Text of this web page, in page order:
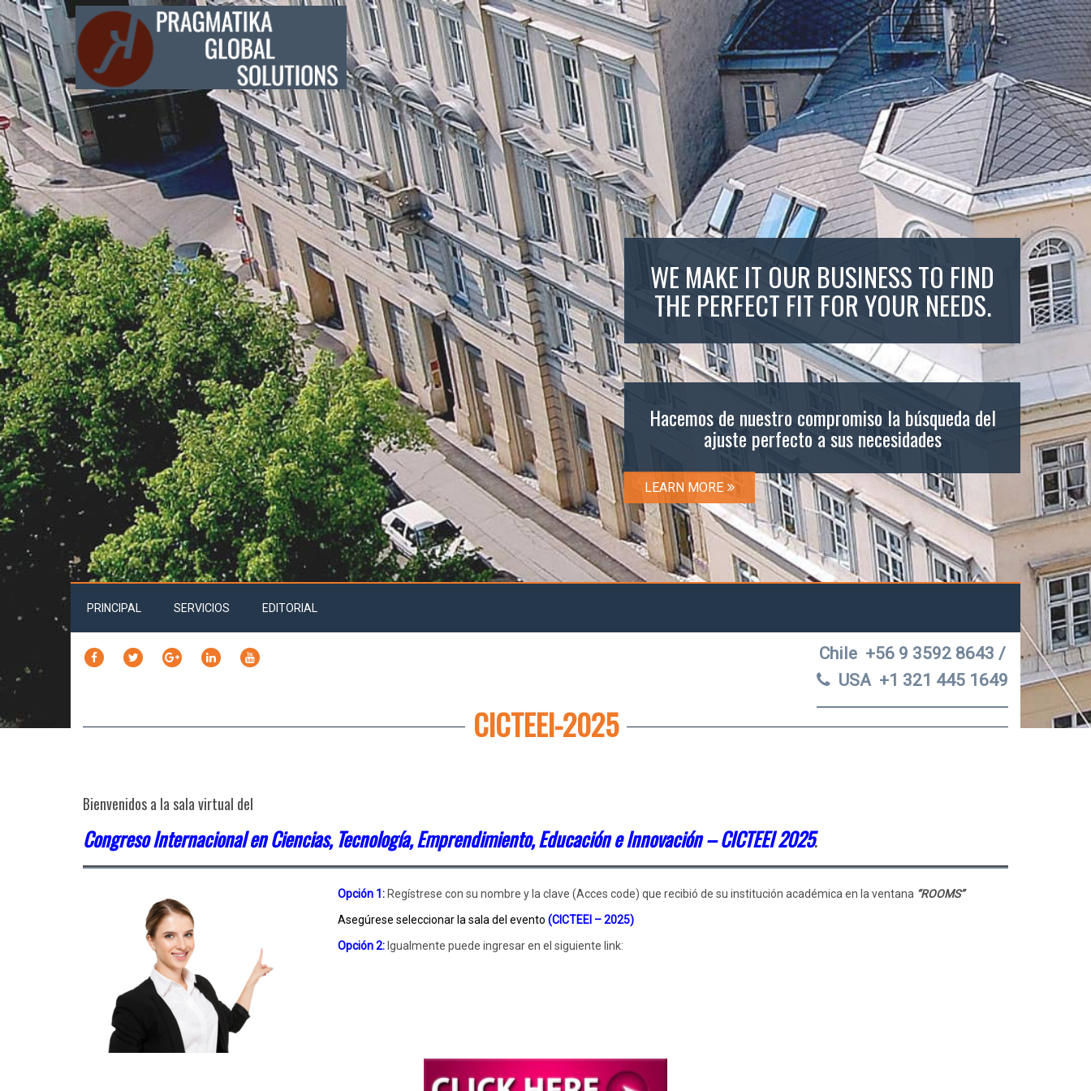
WE MAKE IT OUR BUSINESS TO FIND
THE PERFECT FIT FOR YOUR NEEDS.
Hacemos de nuestro compromiso la búsqueda del
ajuste perfecto a sus necesidades
LEARN MORE
PRINCIPAL SERVICIOS EDITORIAL
FACEBOOKTWITTER GOOGLE LINKEDIN Chile +56 9 3592 8643 /
USA +1 321 445 1649
CICTEEI-2025
Bienvenidos a la sala virtual del
Congreso Internacional en Ciencias, Tecnología, Emprendimiento, Educación e Innovación – CICTEEI 2025.
Opción 1: Regístrese con su nombre y la clave (Acces code) que recibió de su institución académica en la ventana “ROOMS”
Asegúrese seleccionar la sala del evento (CICTEEI – 2025)
Opción 2: Igualmente puede ingresar en el siguiente link: